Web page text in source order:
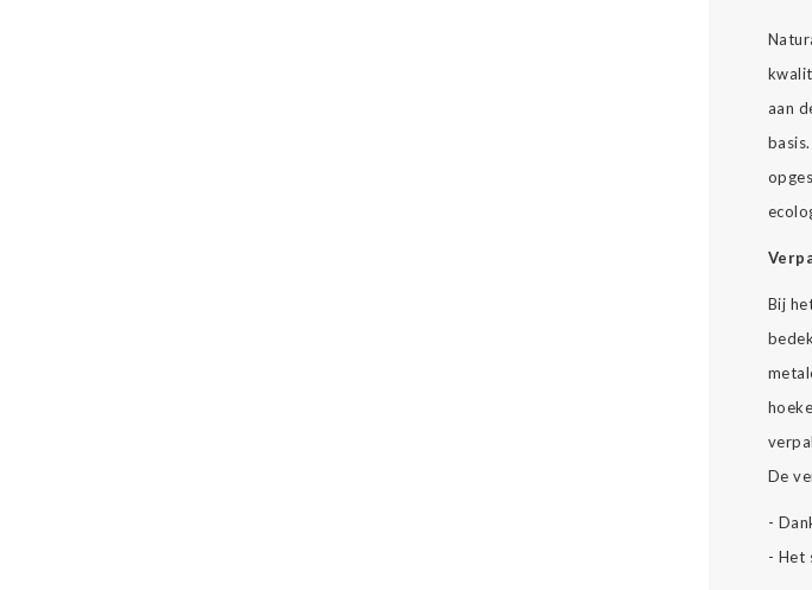
aan
basis.
Bij
De
-
- Het